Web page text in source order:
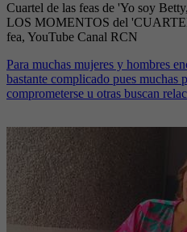
Cuartel de las feas de 'Yo soy
LOS MOMENTOS del
fea, YouTube Canal RCN
Para muchas mujeres y hombres
bastante complicado pues muchas
comprometerse u otras buscan